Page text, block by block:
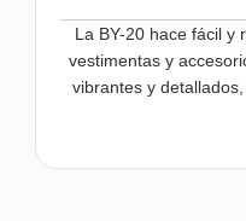
La BY-20 hace fácil y
vestimentas y
vibrantes y detallados,